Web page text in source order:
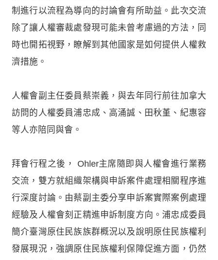
制進行以流程為導向的討論會有所助益。此次交流
除了讓人權審裁處發現可能未曾考慮過的方法，同
時也開拓視野，瞭解到其他國家是如何提供人權救
濟措施。
人權會副主任委員蔡崇義，與去年同行前往加拿大
訪問的人權委員浦忠成、高涌誠、田秋堇、紀惠容
等人亦陪同與會。
拜會行程之後， Ohler主席隨即與人權會進行業務
交流，雙方就組織架構與申訴案件處理相關程序進
行深度討論。由蔡副主委分享申訴案實際案例處理
經驗及人權會刻正精進申訴制度方向。浦忠成委員
簡介臺灣原住民族族群概況以及說明原住民族權利
發展現況，強調原住民族權利保障促進方面，仍然